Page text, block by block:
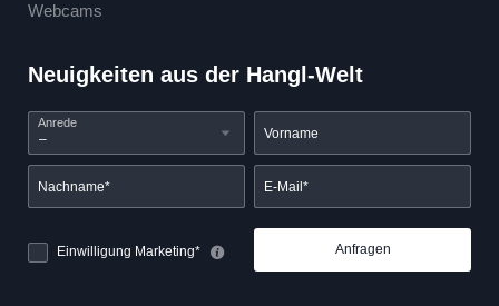
Webcams
Neuigkeiten aus der Hangl-Welt
Anrede
Vorname
Nachname* E-Mail*
Einwilligung Marketing* Anfragen